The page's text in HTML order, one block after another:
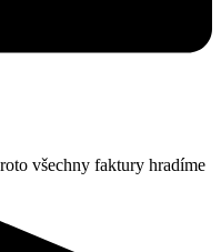
všechny faktury hradíme